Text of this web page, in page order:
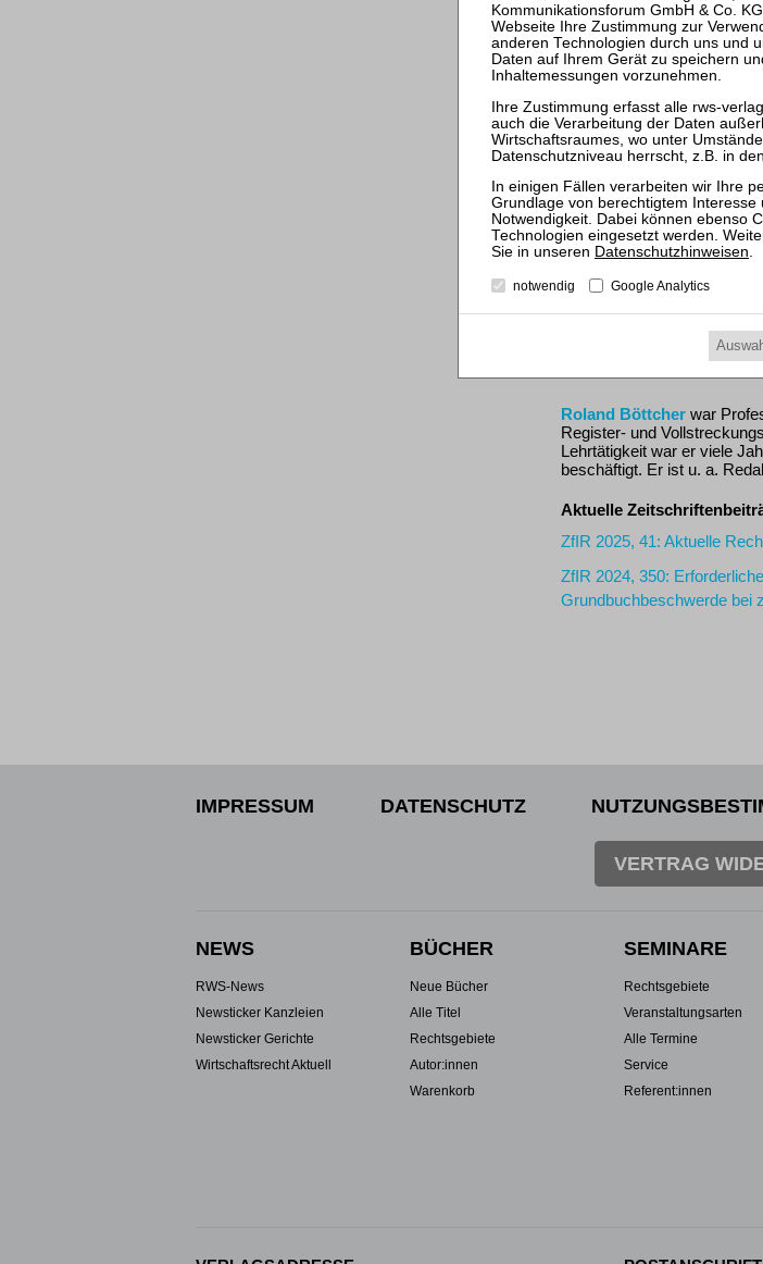
Ein unverzichtbares
Verwaltung, Notariat oder
Downloads
Vorwort
Rezensionen
„Der Leser merkt, dass der
erzielte Kombination aus
ist uneingeschränkt jedem
Luitpold Graf Wolffskeel
Roland Böttcher war
Register- und
Lehrtätigkeit war er viele
beschäftigt. Er ist u. a.
Aktuelle
ZfIR 2025, 41: Aktuelle
ZfIR 2024, 350:
Grundbuchbeschwerde bei
IMPRESSUM DATENSCHUTZ
VERTRAG
NEWS
RWS-News
Newsticker Kanzleien
Newsticker Gerichte
Wirtschaftsrecht Aktuell
BÜCHER
Neue Bücher
Alle Titel
Rechtsgebiete
Autor:innen
Warenkorb
SEMINARE
Rechtsgebiete
Veranstaltungsarten
Alle Termine
Service
Referent:innen
Datenschutzhinweisen.
notwendig Google Analytics